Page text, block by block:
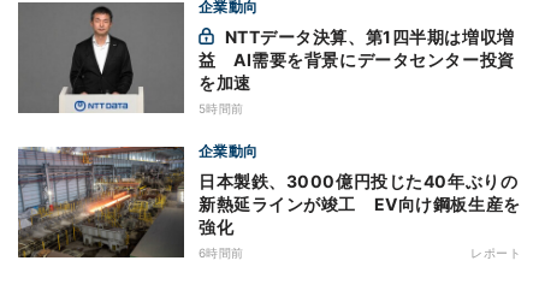
企業動向
益 AI需要を背景にデータセンター投資
を加速
5時間前
企業動向
日本製鉄、3000億円投じた40年ぶりの
新熱延ラインが竣工 EV向け鋼板生産を
強化
6時間前 レポート